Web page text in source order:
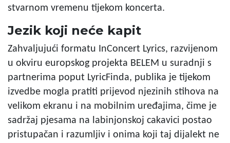
stvarnom vremenu tijekom koncerta.
Jezik koji neće kapit
Zahvaljujući formatu InConcert Lyrics, razvijenom
u okviru europskog projekta BELEM u suradnji s
partnerima poput LyricFinda, publika je tijekom
izvedbe mogla pratiti prijevod njezinih stihova na
velikom ekranu i na mobilnim uređajima, čime je
sadržaj pjesama na labinjonskoj cakavici postao
pristupačan i razumljiv i onima koji taj dijalekt ne